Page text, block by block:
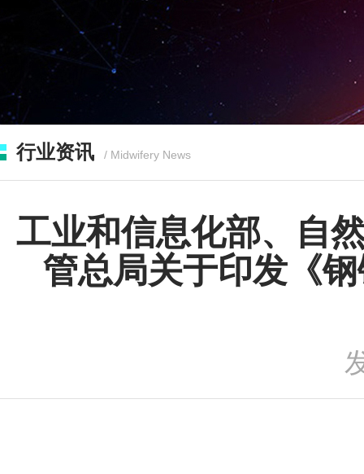
行业资讯
/ Midwifery News
工业和信息化部、自
管总局关于印发《